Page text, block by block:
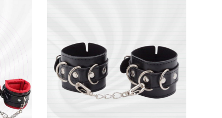
dàng và sử dụng sản phẩm trong môi
thời gian, đồng hành cùng bạn qua